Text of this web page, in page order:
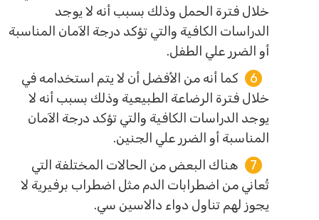
خلال فترة الحمل وذلك بسبب أنه لا يوجد
الدراسات الكافية والتي تؤكد درجة الآمان المناسبة
أو الضرر علي الطفل.
كما أنه من الأفضل أن لا يتم استخدامه في
خلال فترة الرضاعة الطبيعية وذلك بسبب أنه لا
يوجد الدراسات الكافية والتي تؤكد درجة الآمان
المناسبة أو الضرر علي الجنين.
هناك البعض من الحالات المختلفة التي
تُعاني من اضطرابات الدم مثل اضطراب برفيرية لا
يجوز لهم تناول دواء دالاسين سي.